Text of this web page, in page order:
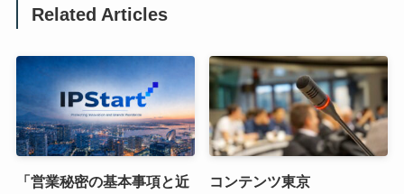
Related Articles
「営業秘密の基本事項と近
コンテンツ東京